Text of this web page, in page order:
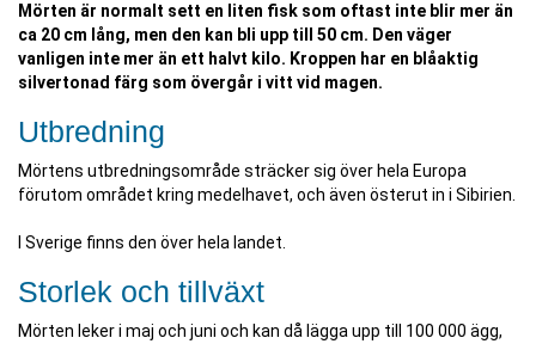
Mörten är normalt sett en liten fisk som oftast inte blir mer än
ca 20 cm lång, men den kan bli upp till 50 cm. Den väger
vanligen inte mer än ett halvt kilo. Kroppen har en blåaktig
silvertonad färg som övergår i vitt vid magen.
Utbredning
Mörtens utbredningsområde sträcker sig över hela Europa
förutom området kring medelhavet, och även österut in i Sibirien.
I Sverige finns den över hela landet.
Storlek och tillväxt
Mörten leker i maj och juni och kan då lägga upp till 100 000 ägg,